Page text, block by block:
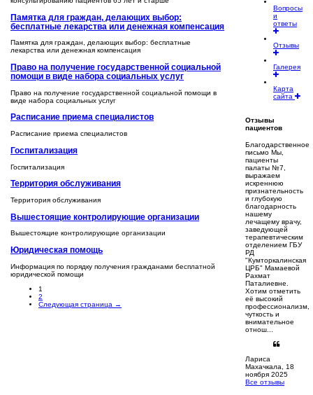
Памятка для граждан, делающих выбор:
бесплатные лекарства или денежная компенсация
Памятка для граждан, делающих выбор: бесплатные
лекарства или денежная компенсация
Право на получение государственной социальной
помощи в виде набора социальных услуг
Право на получение государственной социальной помощи в
виде набора социальных услуг
Расписание приема специалистов
Расписание приема специалистов
Госпитализация
Госпитализация
Территория обслуживания
Территория обслуживания
Вышестоящие контролирующие организации
Вышестоящие контролирующие организации
Юридическая помощь
Информация по порядку получения гражданами бесплатной
юридической помощи
1
2
Следующая страница →
Вопросы
и
ответы
Отзывы
Галерея
Карта
сайта
Отзывы
пациентов
Благодарственное
письмо Мы,
пациенты
палаты №7,
выражаем
искреннюю
признательность
и глубокую
благодарность
нашему
лечащему врачу,
заведующей
терапевтическим
отделением ГБУ
РД
"Кумторкалинская
ЦРБ" Мамаевой
Рахмат
Паталиевне.
Хотим отметить
её высокий
профессионализм,
чуткость и
внимательное
отнош...
Лариса
Махачкала, 18
ноября 2025
Все отзывы